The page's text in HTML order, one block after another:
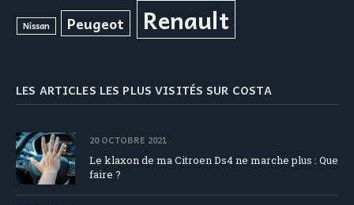
Nissan Peugeot Renault
LES ARTICLES LES PLUS VISITÉS SUR COSTA
20 OCTOBRE 2021
Le klaxon de ma Citroen Ds4 ne marche plus : Que
faire ?